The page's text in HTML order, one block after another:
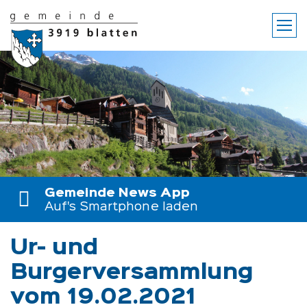
Gemeinde News App
Auf's Smartphone laden
Ur- und
Burgerversammlung
vom 19.02.2021